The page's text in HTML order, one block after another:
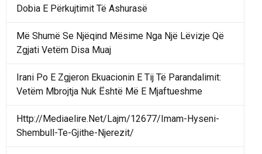
Dobia E Përkujtimit Të Ashurasë
Më Shumë Se Njëqind Mësime Nga Një Lëvizje Që
Zgjati Vetëm Disa Muaj
Irani Po E Zgjeron Ekuacionin E Tij Të Parandalimit:
Vetëm Mbrojtja Nuk Është Më E Mjaftueshme
Http://Mediaelire.Net/Lajm/12677/Imam-Hyseni-
Shembull-Te-Gjithe-Njerezit/